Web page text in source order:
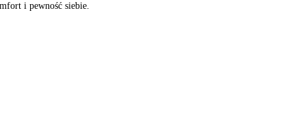
i pewność siebie.